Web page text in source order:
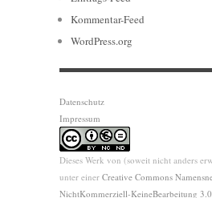
Kommentar-Feed
WordPress.org
Datenschutz
Impressum
Dieses Werk von (soweit nicht anders
unter einer Creative Commons
NichtKommerziell-KeineBearbeitung